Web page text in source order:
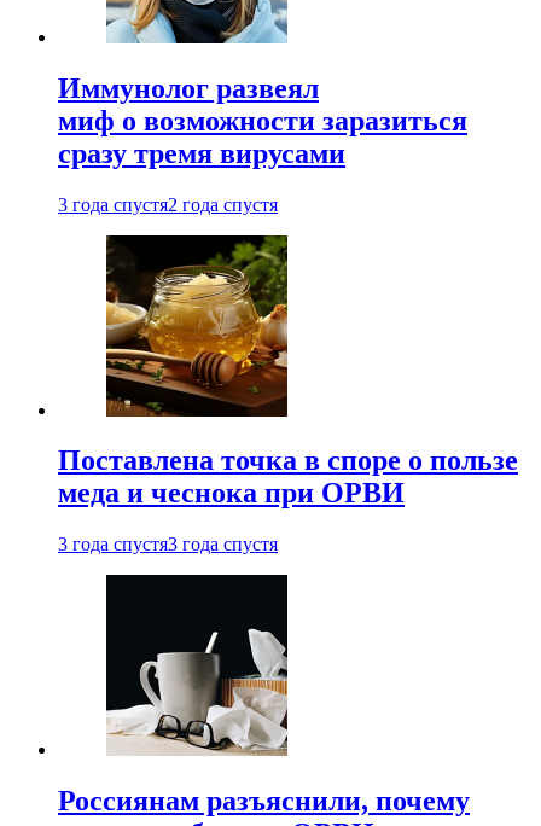
Иммунолог развеял
миф о возможности заразиться
сразу тремя вирусами
3 года спустя2 года спустя
Поставлена точка в споре о пользе
меда и чеснока при ОРВИ
3 года спустя3 года спустя
Россиянам разъяснили, почему